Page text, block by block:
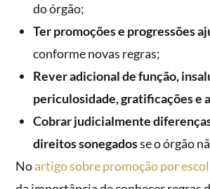
do órgão;
Ter promoções e progressões
conforme novas regras;
Rever adicional de função,
periculosidade, gratificações e
Cobrar judicialmente
direitos sonegadosse o órgão
Noartigo sobre promoção por